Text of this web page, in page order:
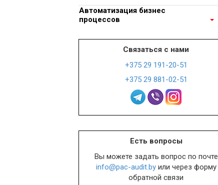
Автоматизация бизнес
процессов
Связаться с нами
+375 29 191-20-51
+375 29 881-02-51
Есть вопросы
Вы можете задать вопрос по почте
info@pac-audit.byили через форму
обратной связи